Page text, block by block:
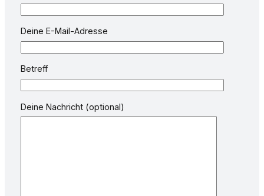
Deine E-Mail-Adresse
Betreff
Deine Nachricht (optional)